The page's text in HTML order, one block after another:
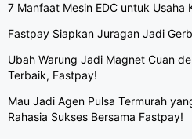
7 Manfaat Mesin EDC untuk Usaha
Fastpay Siapkan Juragan Jadi
Ubah Warung Jadi Magnet Cuan
Terbaik, Fastpay!
Mau Jadi Agen Pulsa Termurah
Rahasia Sukses Bersama Fastpay!